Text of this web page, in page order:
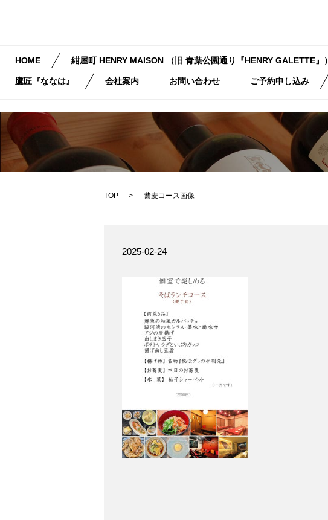
HOME 紺屋町 HENRY MAISON （旧 青葉公園通り『HENRY GALETTE』）
鷹匠『ななは』 会社案内 お問い合わせ ご予約申し込み
TOP 蕎麦コース画像
2025-02-24